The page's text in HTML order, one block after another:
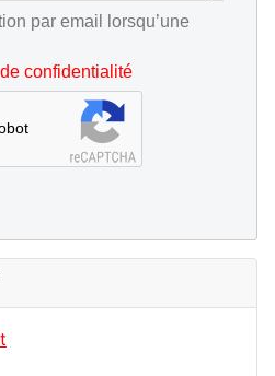
par email lorsqu’une
confidentialité